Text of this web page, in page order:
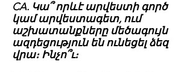
CA. Կա՞ որևէ արվեստի գործ
կամ արվեստագետ, ում
աշխատանքները մեծագույն
ազդեցություն են ունեցել ձեզ
վրա։ Ինչո՞ւ։